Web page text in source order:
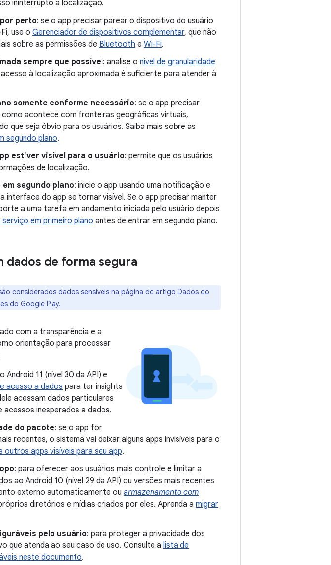
ininterrupto à localização.
perto: se o app precisar parear o dispositivo do usuário
use o Gerenciador de dispositivos complementar, que não
sobre as permissões de Bluetooth e Wi-Fi.
sempre que possível: analise o nível de granularidade
à localização aproximada é suficiente para atender à
somente conforme necessário: se o app precisar
como acontece com fronteiras geográficas virtuais,
que seja óbvio para os usuários. Saiba mais sobre as
segundo plano.
estiver visível para o usuário: permite que os usuários
de localização.
segundo plano: inicie o app usando uma notificação e
interface do app se tornar visível. Se o app precisar manter
a uma tarefa em andamento iniciada pelo usuário depois
serviço em primeiro plano antes de entrar em segundo plano.
dados de forma segura
considerados dados sensíveis na página do artigo Dados do
do Google Play.
com a transparência e a
orientação para processar
Android 11 (nível 30 da API) e
acesso a dados para ter insights
acessam dados particulares
inesperados a dados.
do pacote: se o app for
recentes, o sistema vai deixar alguns apps invisíveis para o
outros apps visíveis para seu app.
: para oferecer aos usuários mais controle e limitar a
ao Android 10 (nível 29 da API) ou versões mais recentes
externo automaticamente ou armazenamento com
diretórios e mídias criados por eles. Aprenda a migrar
pelo usuário: para proteger a privacidade dos
que atenda ao seu caso de uso. Consulte a lista de
neste documento.